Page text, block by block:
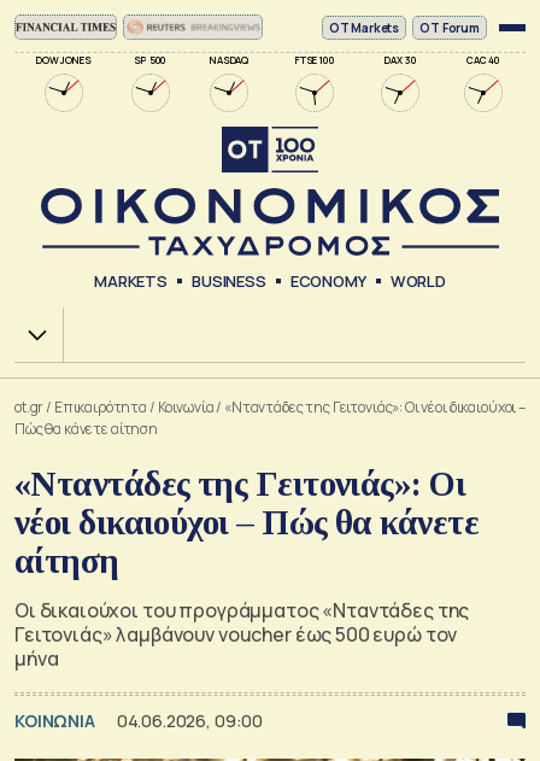
DOW JONES SP 500 NASDAQ FTSE 100 DAX 30 CAC 40
ΟΤ Markets OT Forum
MARKETS BUSINESS ECONOMY WORLD
Χ.Α.
ot.gr/ Επικαιρότητα / Κοινωνία/ «Νταντάδες της Γειτονιάς»: Οι νέοι δικαιούχοι –
Πώς θα κάνετε αίτηση
«Νταντάδες της Γειτονιάς»: Οι
νέοι δικαιούχοι – Πώς θα κάνετε
αίτηση
Οι δικαιούχοι του προγράμματος «Νταντάδες της
Γειτονιάς» λαμβάνουν voucher έως 500 ευρώ τον
μήνα
ΚΟΙΝΩΝΙΑ 04.06.2026, 09:00